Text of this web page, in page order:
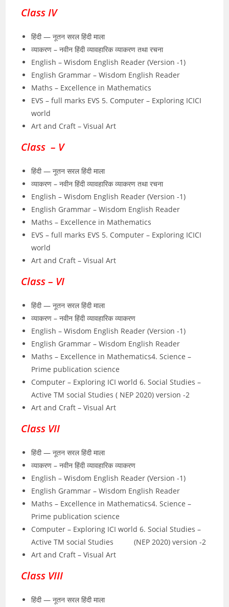
Class IV
हिंदी — नूतन सरल हिंदी माला
व्याकरण – नवीन हिंदी व्यावहारिक व्याकरण तथा रचना
English – Wisdom English Reader (Version -1)
English Grammar – Wisdom English Reader
Maths – Excellence in Mathematics
EVS – full marks EVS 5. Computer – Exploring ICICI
world
Art and Craft – Visual Art
Class – V
हिंदी — नूतन सरल हिंदी माला
व्याकरण – नवीन हिंदी व्यावहारिक व्याकरण तथा रचना
English – Wisdom English Reader (Version -1)
English Grammar – Wisdom English Reader
Maths – Excellence in Mathematics
EVS – full marks EVS 5. Computer – Exploring ICICI
world
Art and Craft – Visual Art
Class – VI
हिंदी — नूतन सरल हिंदी माला
व्याकरण – नवीन हिंदी व्यावहारिक व्याकरण
English – Wisdom English Reader (Version -1)
English Grammar – Wisdom English Reader
Maths – Excellence in Mathematics4. Science –
Prime publication science
Computer – Exploring ICI world 6. Social Studies –
Active TM social Studies ( NEP 2020) version -2
Art and Craft – Visual Art
Class VII
हिंदी — नूतन सरल हिंदी माला
व्याकरण – नवीन हिंदी व्यावहारिक व्याकरण
English – Wisdom English Reader (Version -1)
English Grammar – Wisdom English Reader
Maths – Excellence in Mathematics4. Science –
Prime publication science
Computer – Exploring ICI world 6. Social Studies –
Active TM social Studies (NEP 2020) version -2
Art and Craft – Visual Art
Class VIII
हिंदी — नूतन सरल हिंदी माला